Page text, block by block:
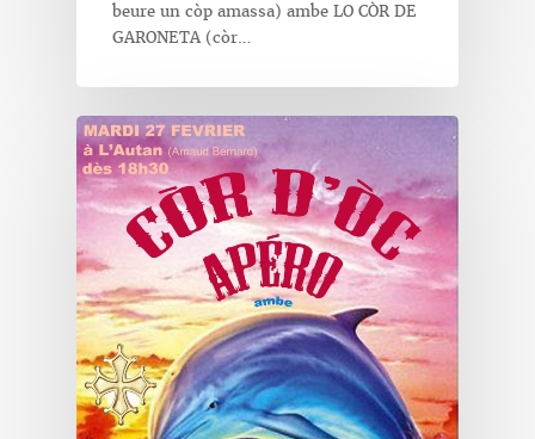
beure un còp amassa) ambe LO CÒR DE
GARONETA (còr…